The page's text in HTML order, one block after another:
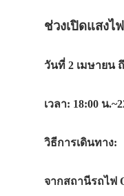
ช่วงเปิดแสงไ
วันที่ 2 เมษายน
เวลา: 18:00 น
วิธีการเดินทาง:
จากสถานีรถไฟ